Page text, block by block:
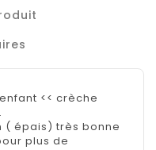
<< crèche
( épais) très bonne
plus de